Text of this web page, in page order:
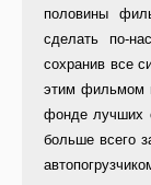
половины
сделать по-
сохранив все
этим фильмом
фонде лучших
больше всего